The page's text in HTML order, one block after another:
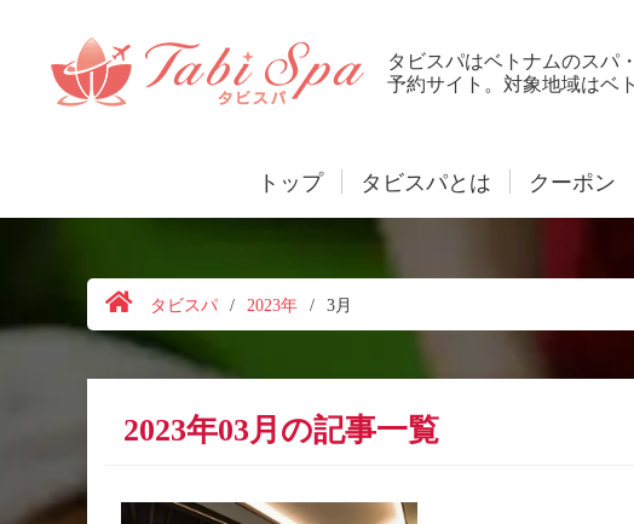
タビスパはベトナムのスパ
予約サイト。対象地域はベ
トップ タビスパとは クーポン
タビスパ / 2023年 / 3月
2023年03月の記事一覧